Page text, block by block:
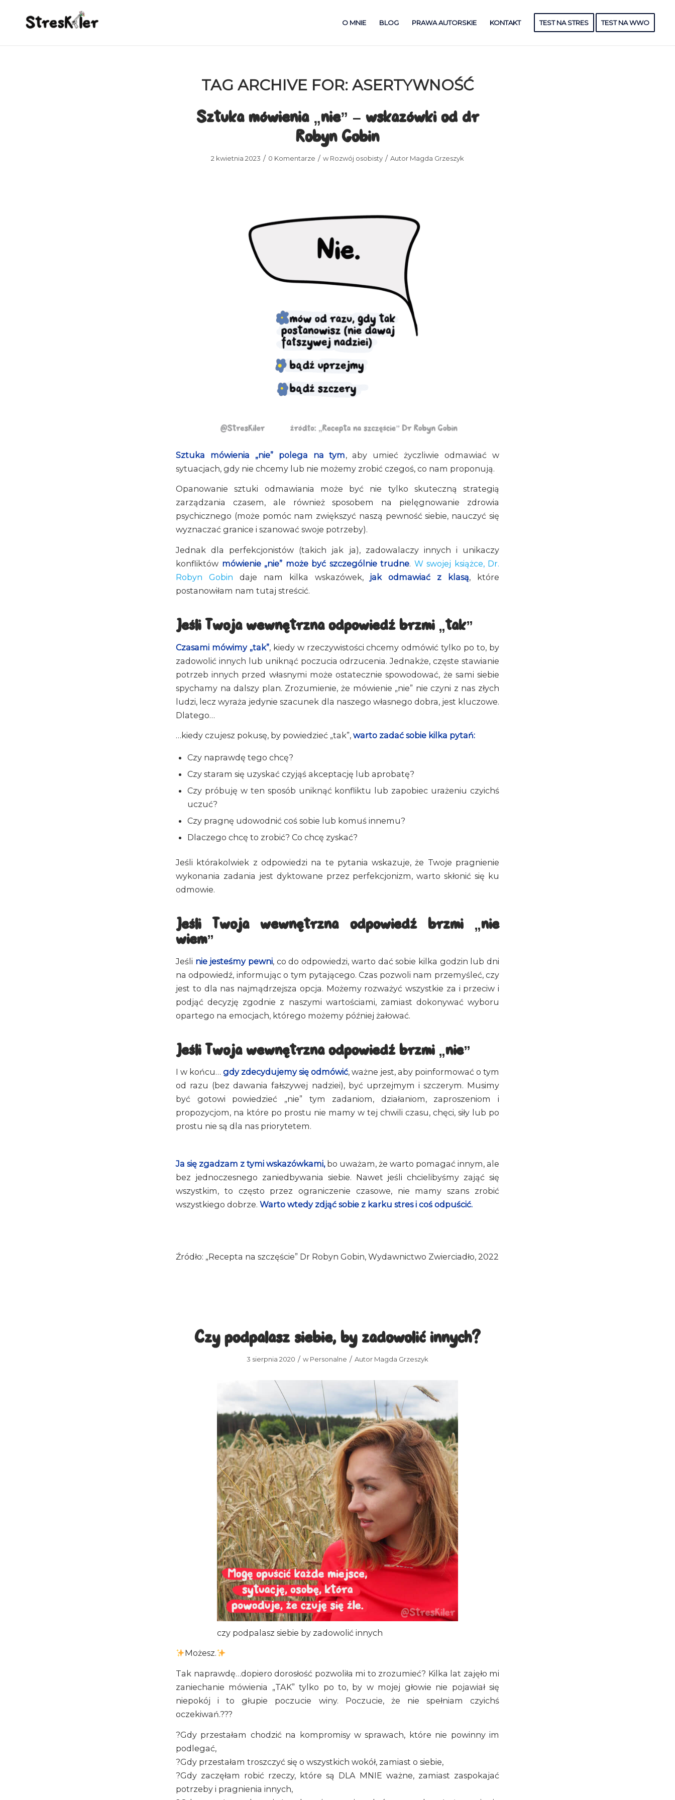
O MNIE BLOG PRAWA AUTORSKIE KONTAKT TEST NA STRES TEST NA WWO
TAG ARCHIVE FOR: ASERTYWNOŚĆ
Sztuka mówienia „nie” – wskazówki od dr
Robyn Gobin
2 kwietnia 2023 / 0 Komentarze / wRozwój osobisty / Autor Magda Grzeszyk
Sztuka mówienia „nie” polega na tym, aby umieć życzliwie odmawiać w
sytuacjach, gdy nie chcemy lub nie możemy zrobić czegoś, co nam proponują.
Opanowanie sztuki odmawiania może być nie tylko skuteczną strategią
zarządzania czasem, ale również sposobem na pielęgnowanie zdrowia
psychicznego (może pomóc nam zwiększyć naszą pewność siebie, nauczyć się
wyznaczać granice i szanować swoje potrzeby).
Jednak dla perfekcjonistów (takich jak ja), zadowalaczy innych i unikaczy
konfliktów mówienie „nie” może być szczególnie trudne. W swojej książce, Dr.
Robyn Gobin daje nam kilka wskazówek, jak odmawiać z klasą, które
postanowiłam nam tutaj streścić.
Jeśli Twoja wewnętrzna odpowiedź brzmi „tak”
Czasami mówimy „tak”, kiedy w rzeczywistości chcemy odmówić tylko po to, by
zadowolić innych lub uniknąć poczucia odrzucenia. Jednakże, częste stawianie
potrzeb innych przed własnymi może ostatecznie spowodować, że sami siebie
spychamy na dalszy plan. Zrozumienie, że mówienie „nie” nie czyni z nas złych
ludzi, lecz wyraża jedynie szacunek dla naszego własnego dobra, jest kluczowe.
Dlatego…
…kiedy czujesz pokusę, by powiedzieć „tak”, warto zadać sobie kilka pytań:
Czy naprawdę tego chcę?
Czy staram się uzyskać czyjąś akceptację lub aprobatę?
Czy próbuję w ten sposób uniknąć konfliktu lub zapobiec urażeniu czyichś
uczuć?
Czy pragnę udowodnić coś sobie lub komuś innemu?
Dlaczego chcę to zrobić? Co chcę zyskać?
Jeśli którakolwiek z odpowiedzi na te pytania wskazuje, że Twoje pragnienie
wykonania zadania jest dyktowane przez perfekcjonizm, warto skłonić się ku
odmowie.
Jeśli Twoja wewnętrzna odpowiedź brzmi „nie
wiem”
Jeśli nie jesteśmy pewni, co do odpowiedzi, warto dać sobie kilka godzin lub dni
na odpowiedź, informując o tym pytającego. Czas pozwoli nam przemyśleć, czy
jest to dla nas najmądrzejsza opcja. Możemy rozważyć wszystkie za i przeciw i
podjąć decyzję zgodnie z naszymi wartościami, zamiast dokonywać wyboru
opartego na emocjach, którego możemy później żałować.
Jeśli Twoja wewnętrzna odpowiedź brzmi „nie”
I w końcu… gdy zdecydujemy się odmówić, ważne jest, aby poinformować o tym
od razu (bez dawania fałszywej nadziei), być uprzejmym i szczerym. Musimy
być gotowi powiedzieć „nie” tym zadaniom, działaniom, zaproszeniom i
propozycjom, na które po prostu nie mamy w tej chwili czasu, chęci, siły lub po
prostu nie są dla nas priorytetem.
Ja się zgadzam z tymi wskazówkami,bo uważam, że warto pomagać innym, ale
bez jednoczesnego zaniedbywania siebie. Nawet jeśli chcielibyśmy zająć się
wszystkim, to często przez ograniczenie czasowe, nie mamy szans zrobić
wszystkiego dobrze. Warto wtedy zdjąć sobie z karku stres i coś odpuścić.
Źródło: „Recepta na szczęście” Dr Robyn Gobin, Wydawnictwo Zwierciadło, 2022
Czy podpalasz siebie, by zadowolić innych?
3 sierpnia 2020 / wPersonalne / Autor Magda Grzeszyk
czy podpalasz siebie by zadowolić innych
Możesz.
Tak naprawdę…dopiero dorosłość pozwoliła mi to zrozumieć?⁣ Kilka lat zajęło mi
zaniechanie mówienia „TAK” tylko po to, by w mojej głowie nie pojawiał się
niepokój i to głupie poczucie winy. Poczucie, że nie spełniam czyichś
oczekiwań.???
?Gdy przestałam chodzić na kompromisy w sprawach, które nie powinny im
podlegać,
?Gdy przestałam troszczyć się o wszystkich wokół, zamiast o siebie,
?Gdy zaczęłam robić rzeczy, które są DLA MNIE ważne, zamiast zaspokajać
potrzeby i pragnienia innych,